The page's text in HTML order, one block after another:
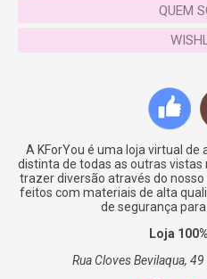
QUEM
A KForYou é uma loja virtual
distinta de todas as outras
trazer diversão através do
feitos com materiais de alta
de segurança
Loja
Rua Cloves Bevilaqua,